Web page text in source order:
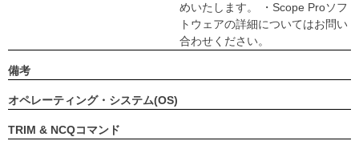
めいたします。 ・Scope Proソフ
トウェアの詳細についてはお問い
合わせください。
備考
オペレーティング・システム(OS)
TRIM & NCQコマンド